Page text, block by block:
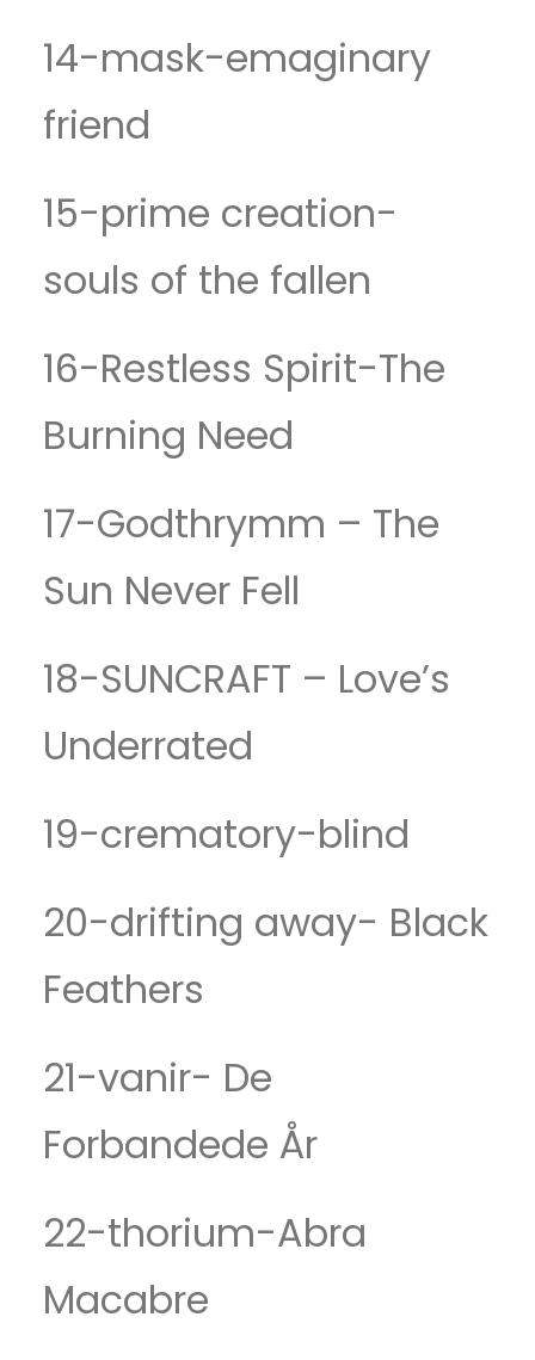
14-mask-emaginary
friend
15-prime creation-
souls of the fallen
16-Restless Spirit-The
Burning Need
17-Godthrymm – The
Sun Never Fell
18-SUNCRAFT – Love’s
Underrated
19-crematory-blind
20-drifting away- Black
Feathers
21-vanir- De
Forbandede År
22-thorium-Abra
Macabre